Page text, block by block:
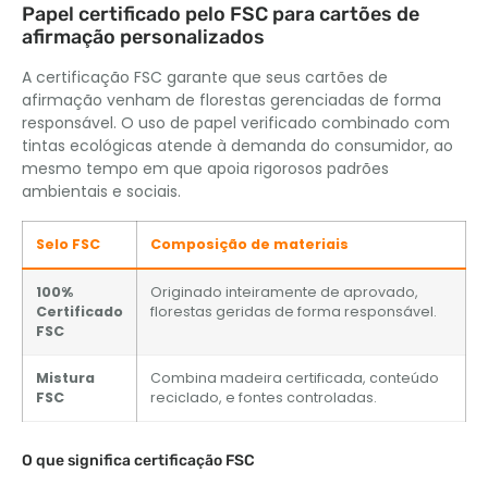
Papel certificado pelo FSC para cartões de
afirmação personalizados
A certificação FSC garante que seus cartões de
afirmação venham de florestas gerenciadas de forma
responsável. O uso de papel verificado combinado com
tintas ecológicas atende à demanda do consumidor, ao
mesmo tempo em que apoia rigorosos padrões
ambientais e sociais.
Selo FSC Composição de materiais
100%
Certificado
FSC
Originado inteiramente de aprovado,
florestas geridas de forma responsável.
Mistura
FSC
Combina madeira certificada, conteúdo
reciclado, e fontes controladas.
O que significa certificação FSC